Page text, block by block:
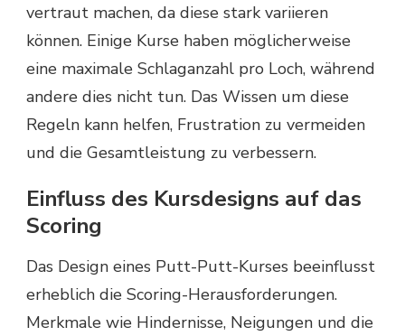
vertraut machen, da diese stark variieren
können. Einige Kurse haben möglicherweise
eine maximale Schlaganzahl pro Loch, während
andere dies nicht tun. Das Wissen um diese
Regeln kann helfen, Frustration zu vermeiden
und die Gesamtleistung zu verbessern.
Einfluss des Kursdesigns auf das
Scoring
Das Design eines Putt-Putt-Kurses beeinflusst
erheblich die Scoring-Herausforderungen.
Merkmale wie Hindernisse, Neigungen und die